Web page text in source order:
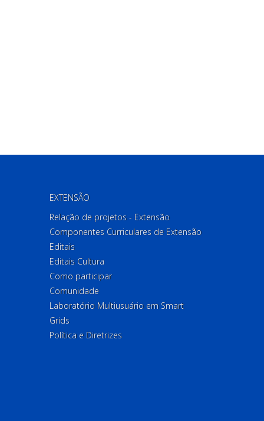
EXTENSÃO
Relação de projetos - Extensão
Componentes Curriculares de Extensão
Editais
Editais Cultura
Como participar
Comunidade
Laboratório Multiusuário em Smart
Grids
Política e Diretrizes